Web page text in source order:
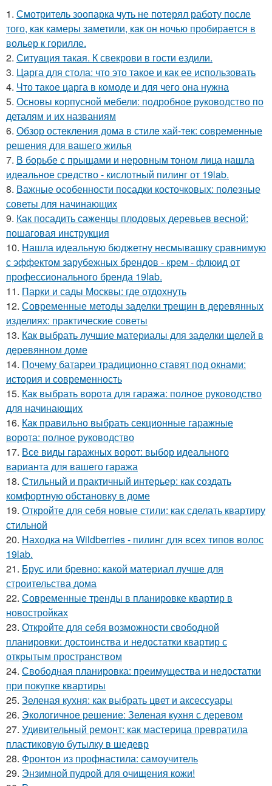
1. Смотритель зоопарка чуть не потерял работу после
того, как камеры заметили, как он ночью пробирается в
вольер к горилле.
2. Ситуaция такая. К свекрови в гости ездили.
3. Царга для стола: что это такое и как ее использовать
4. Что такое царга в комоде и для чего она нужна
5. Основы корпусной мебели: подробное руководство по
деталям и их названиям
6. Обзор остекления дома в стиле хай-тек: современные
решения для вашего жилья
7. В борьбе с прыщами и неровным тоном лица нашла
идеальное средство - кислотный пилинг от 19lab.
8. Важные особенности посадки косточковых: полезные
советы для начинающих
9. Как посадить саженцы плодовых деревьев весной:
пошаговая инструкция
10. Нашла идеальную бюджетну несмывашку сравнимую
с эффектом зарубежных брендов - крем - флюид от
профессионального бренда 19lab.
11. Парки и сады Москвы: где отдохнуть
12. Современные методы заделки трещин в деревянных
изделиях: практические советы
13. Как выбрать лучшие материалы для заделки щелей в
деревянном доме
14. Почему батареи традиционно ставят под окнами:
история и современность
15. Как выбрать ворота для гаража: полное руководство
для начинающих
16. Как правильно выбрать секционные гаражные
ворота: полное руководство
17. Все виды гаражных ворот: выбор идеального
варианта для вашего гаража
18. Стильный и практичный интерьер: как создать
комфортную обстановку в доме
19. Откройте для себя новые стили: как сделать квартиру
стильной
20. Находка на Wildberries - пилинг для всех типов волос
19lab.
21. Брус или бревно: какой материал лучше для
строительства дома
22. Современные тренды в планировке квартир в
новостройках
23. Откройте для себя возможности свободной
планировки: достоинства и недостатки квартир с
открытым пространством
24. Свободная планировка: преимущества и недостатки
при покупке квартиры
25. Зеленая кухня: как выбрать цвет и аксессуары
26. Экологичное решение: Зеленая кухня с деревом
27. Удивительный ремонт: как мастерица превратила
пластиковую бутылку в шедевр
28. Фронтон из профнастила: самоучитель
29. Энзимной пудрой для очищения кожи!